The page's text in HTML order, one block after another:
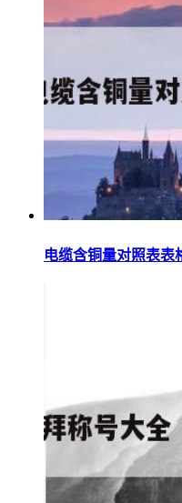
电缆含铜量对照表表